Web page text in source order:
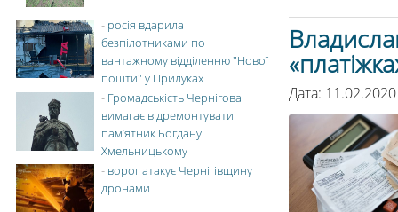
Дата:
- росія вдарила
безпілотниками по
вантажному відділенню "Нової
пошти" у Прилуках
- Громадськість Чернігова
вимагає відремонтувати
пам’ятник Богдану
Хмельницькому
- ворог атакує Чернігівщину
дронами